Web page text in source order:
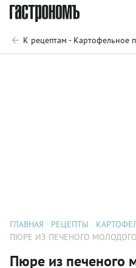
К рецептам - Картофельное
ГЛАВНАЯ РЕЦЕПТЫ
ПЮРЕ ИЗ ПЕЧЕНОГО
Пюре из печеного